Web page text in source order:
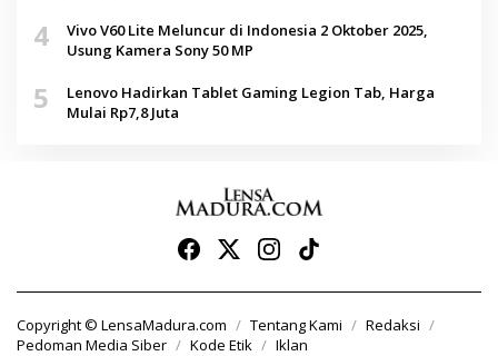
4
Vivo V60 Lite Meluncur di Indonesia 2 Oktober 2025,
Usung Kamera Sony 50 MP
5
Lenovo Hadirkan Tablet Gaming Legion Tab, Harga
Mulai Rp7,8 Juta
Copyright © LensaMadura.com Tentang Kami
Redaksi
Pedoman Media Siber
Kode Etik Iklan